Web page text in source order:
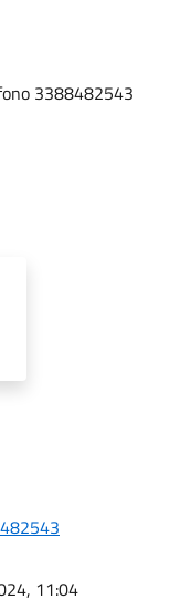
3388482543
11:04